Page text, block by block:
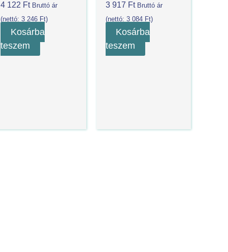
4 122 Ft Bruttó ár
(nettó: 3 246 Ft)
Kosárba
teszem
3 917 Ft Bruttó ár
(nettó: 3 084 Ft)
Kosárba
teszem